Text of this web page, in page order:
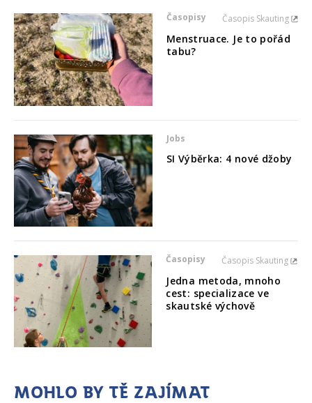
Časopisy Časopis Skauting
Menstruace. Je to pořád
tabu?
Jobs
SI Výběrka: 4 nové džoby
Časopisy Časopis Skauting
Jedna metoda, mnoho
cest: specializace ve
skautské výchově
Mohlo by tě zajímat